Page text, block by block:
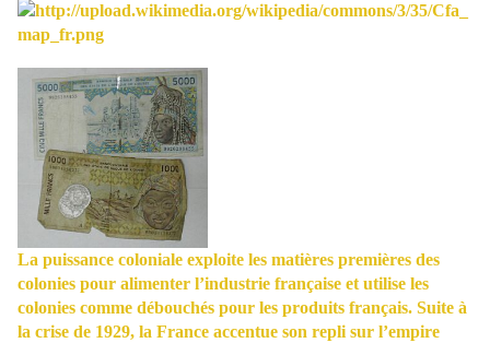
La puissance coloniale exploite les matières premières des
colonies pour alimenter l’industrie française et utilise les
colonies comme débouchés pour les produits français. Suite à
la crise de 1929, la France accentue son repli sur l’empire